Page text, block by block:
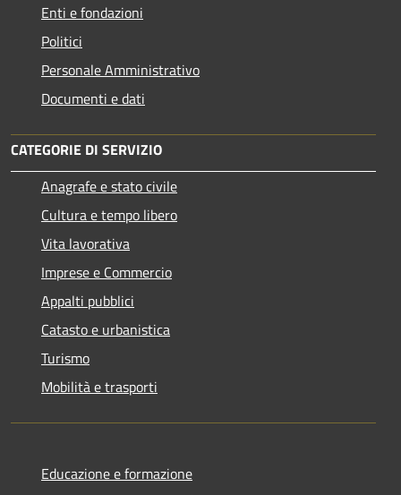
Enti e fondazioni
Politici
Personale Amministrativo
Documenti e dati
CATEGORIE DI SERVIZIO
Anagrafe e stato civile
Cultura e tempo libero
Vita lavorativa
Imprese e Commercio
Appalti pubblici
Catasto e urbanistica
Turismo
Mobilità e trasporti
Educazione e formazione